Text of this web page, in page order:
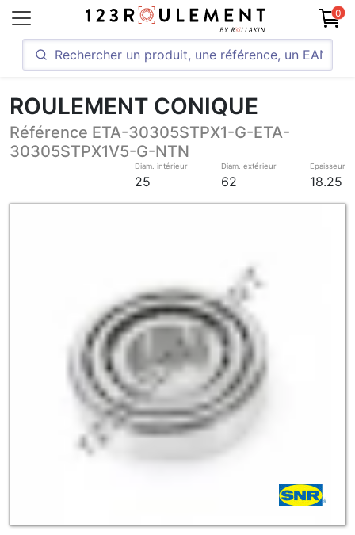
0
ROULEMENT CONIQUE
Référence ETA-30305STPX1-G-ETA-
30305STPX1V5-G-NTN
Diam. intérieur
25
Diam. extérieur
62
Epaisseur
18.25